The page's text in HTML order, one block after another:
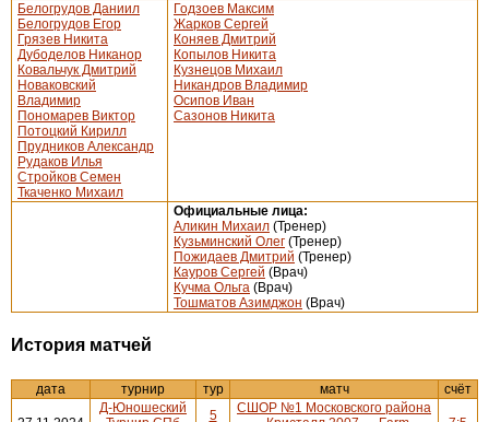
Белогрудов Даниил
Белогрудов Егор
Грязев Никита
Дубоделов Никанор
Ковальчук Дмитрий
Новаковский
Владимир
Пономарев Виктор
Потоцкий Кирилл
Прудников Александр
Рудаков Илья
Стройков Семен
Ткаченко Михаил
Годзоев Максим
Жарков Сергей
Коняев Дмитрий
Копылов Никита
Кузнецов Михаил
Никандров Владимир
Осипов Иван
Сазонов Никита
Официальные лица:
Аликин Михаил (Тренер)
Кузьминский Олег (Тренер)
Пожидаев Дмитрий (Тренер)
Кауров Сергей (Врач)
Кучма Ольга (Врач)
Тошматов Азимджон (Врач)
История матчей
дата турнир тур матч счёт
Д-Юношеский
5
СШОР №1 Московского района